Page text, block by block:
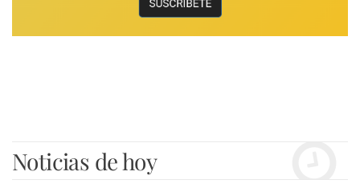
Noticias de hoy